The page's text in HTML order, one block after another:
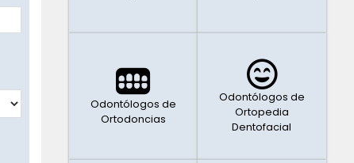
Odontólogos de
Ortodoncias
Odontólogos de
Ortopedia
Dentofacial